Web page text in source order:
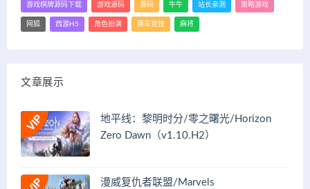
游戏棋牌源码下载 游戏源码 源码 牛牛 站长亲测 策略游戏
网狐 西游H5 角色扮演 赛车竞技 麻将
文章展示
地平线：黎明时分/零之曙光/Horizon
Zero Dawn（v1.10.H2）
漫威复仇者联盟/Marvels